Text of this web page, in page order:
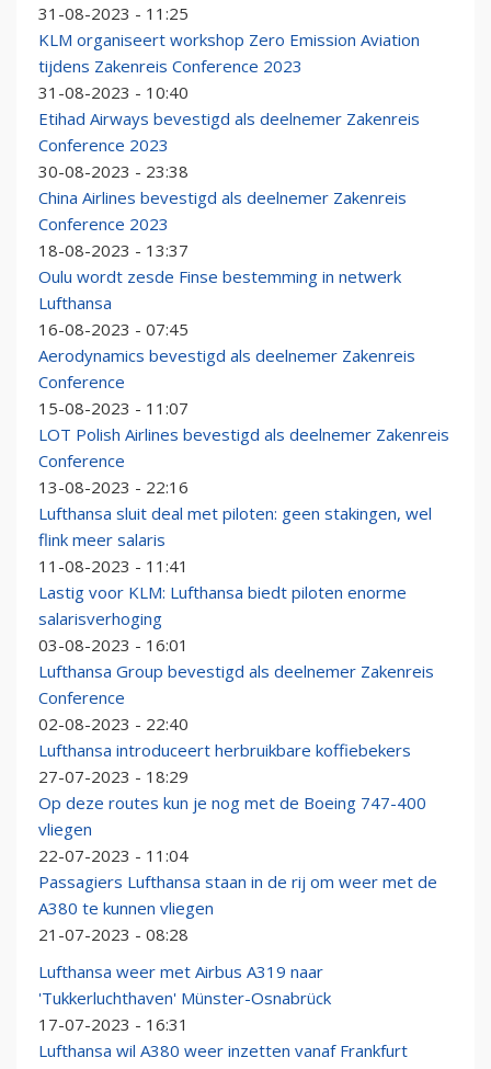
31-08-2023 - 11:25
KLM organiseert workshop Zero Emission Aviation
tijdens Zakenreis Conference 2023
31-08-2023 - 10:40
Etihad Airways bevestigd als deelnemer Zakenreis
Conference 2023
30-08-2023 - 23:38
China Airlines bevestigd als deelnemer Zakenreis
Conference 2023
18-08-2023 - 13:37
Oulu wordt zesde Finse bestemming in netwerk
Lufthansa
16-08-2023 - 07:45
Aerodynamics bevestigd als deelnemer Zakenreis
Conference
15-08-2023 - 11:07
LOT Polish Airlines bevestigd als deelnemer Zakenreis
Conference
13-08-2023 - 22:16
Lufthansa sluit deal met piloten: geen stakingen, wel
flink meer salaris
11-08-2023 - 11:41
Lastig voor KLM: Lufthansa biedt piloten enorme
salarisverhoging
03-08-2023 - 16:01
Lufthansa Group bevestigd als deelnemer Zakenreis
Conference
02-08-2023 - 22:40
Lufthansa introduceert herbruikbare koffiebekers
27-07-2023 - 18:29
Op deze routes kun je nog met de Boeing 747-400
vliegen
22-07-2023 - 11:04
Passagiers Lufthansa staan in de rij om weer met de
A380 te kunnen vliegen
21-07-2023 - 08:28
Lufthansa weer met Airbus A319 naar
'Tukkerluchthaven' Münster-Osnabrück
17-07-2023 - 16:31
Lufthansa wil A380 weer inzetten vanaf Frankfurt